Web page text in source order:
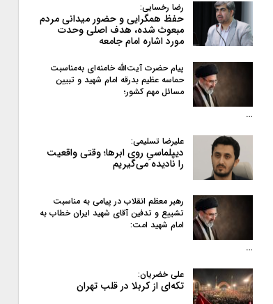
رضا رخسایی:
حفظ همگرایی و حضور میدانی مردم
مبعوث شده، هدف اصلی وحدت
مورد اشاره امام جامعه
پیام حضرت آیت‌الله خامنه‌ای به‌مناسبت
حماسه عظیم بدرقه امام شهید و تبیین
مسائل مهم کشور؛
…
علیرضا تسلیمی:
دیپلماسیِ روی ابرها؛ وقتی واقعیت
را نادیده می‌گیریم
رهبر معظم انقلاب در پیامی به‌ مناسبت
تشییع و تدفین آقای شهید ایران خطاب به
امام شهید امت:
…
علی خضریان:
تکه‌ای از کربلا در قلب تهران